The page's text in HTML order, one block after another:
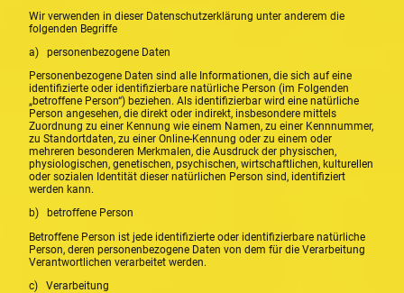
Wir verwenden in dieser Datenschutzerklärung unter anderem die
folgenden Begriffe
a) personenbezogene Daten
Personenbezogene Daten sind alle Informationen, die sich auf eine
identifizierte oder identifizierbare natürliche Person (im Folgenden
„betroffene Person“) beziehen. Als identifizierbar wird eine natürliche
Person angesehen, die direkt oder indirekt, insbesondere mittels
Zuordnung zu einer Kennung wie einem Namen, zu einer Kennnummer,
zu Standortdaten, zu einer Online-Kennung oder zu einem oder
mehreren besonderen Merkmalen, die Ausdruck der physischen,
physiologischen, genetischen, psychischen, wirtschaftlichen, kulturellen
oder sozialen Identität dieser natürlichen Person sind, identifiziert
werden kann.
b) betroffene Person
Betroffene Person ist jede identifizierte oder identifizierbare natürliche
Person, deren personenbezogene Daten von dem für die Verarbeitung
Verantwortlichen verarbeitet werden.
c) Verarbeitung